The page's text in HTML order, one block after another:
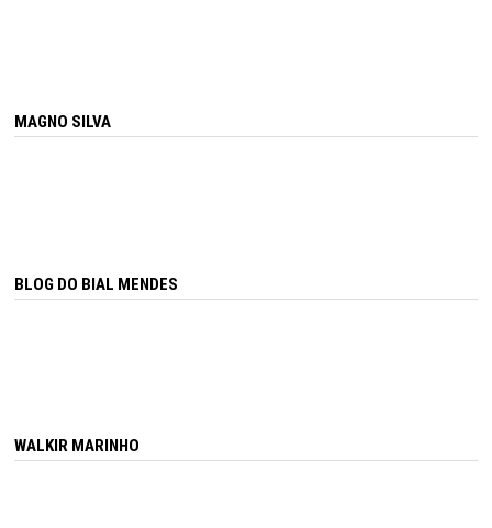
MAGNO SILVA
BLOG DO BIAL MENDES
WALKIR MARINHO